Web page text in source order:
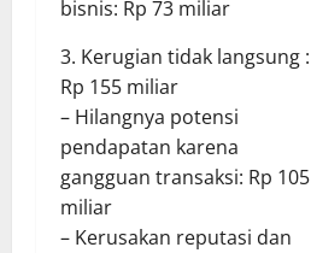
bisnis: Rp 73 miliar
3. Kerugian tidak langsung :
Rp 155 miliar
– Hilangnya potensi
pendapatan karena
gangguan transaksi: Rp 105
miliar
– Kerusakan reputasi dan